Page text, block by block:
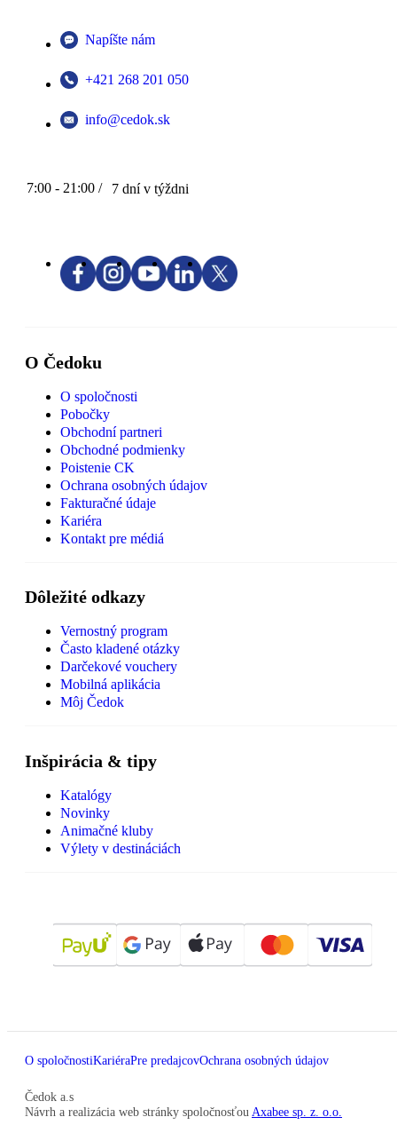
Napíšte nám
+421 268 201 050
info@cedok.sk
7:00 - 21:00 / 7 dní v týždni
O Čedoku
O spoločnosti
Pobočky
Obchodní partneri
Obchodné podmienky
Poistenie CK
Ochrana osobných údajov
Fakturačné údaje
Kariéra
Kontakt pre médiá
Dôležité odkazy
Vernostný program
Často kladené otázky
Darčekové vouchery
Mobilná aplikácia
Môj Čedok
Inšpirácia & tipy
Katalógy
Novinky
Animačné kluby
Výlety v destináciách
O spoločnostiKariéraPre predajcovOchrana osobných údajov
Čedok a.s
Návrh a realizácia web stránky spoločnosťou Axabee sp. z. o.o.